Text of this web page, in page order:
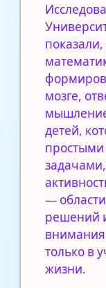
мозге,
детей,
—
решений
только в
жизни.